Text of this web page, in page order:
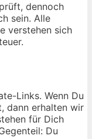
dennoch
sein. Alle
verstehen sich
Links. Wenn Du
dann erhalten wir
für Dich
Du